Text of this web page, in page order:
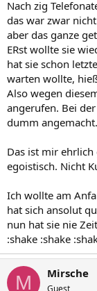
Nach zig
das war zwar
aber das ganze
ERst wollte sie
hat sie schon
warten wollte,
Also wegen
angerufen. Bei
dumm angemacht.
Das ist mir
egoistisch. Nicht
Ich wollte am
hat sich ansolut
nun hat sie nie
:shake :shake
M Mirsche
Guest